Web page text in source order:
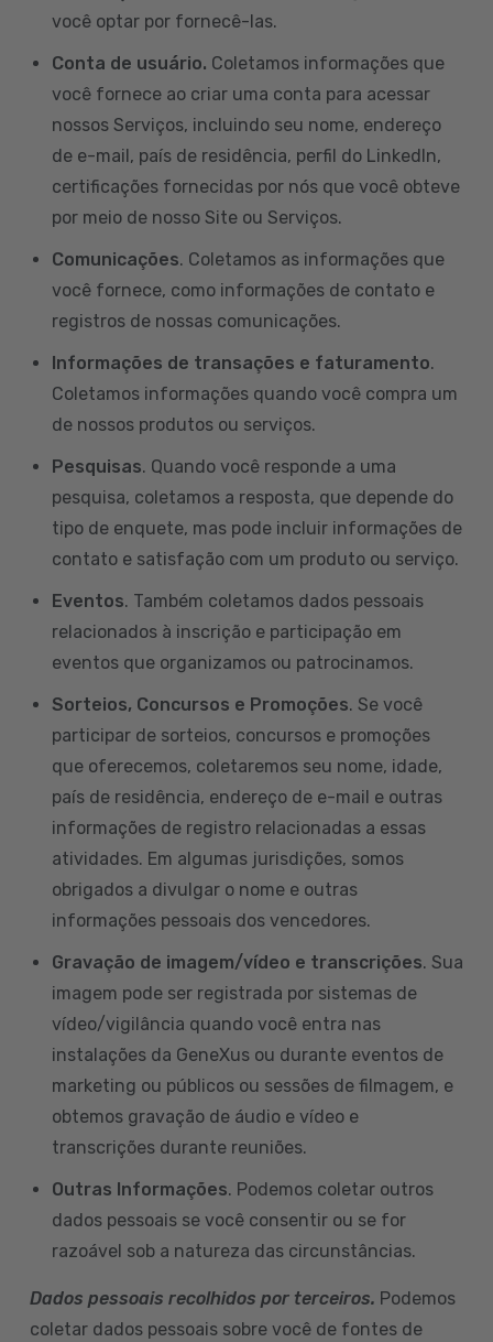
você optar por fornecê-las.
Conta de usuário. Coletamos informações que
você fornece ao criar uma conta para acessar
nossos Serviços, incluindo seu nome, endereço
de e-mail, país de residência, perfil do LinkedIn,
certificações fornecidas por nós que você obteve
por meio de nosso Site ou Serviços.
Comunicações. Coletamos as informações que
você fornece, como informações de contato e
registros de nossas comunicações.
Informações de transações e faturamento.
Coletamos informações quando você compra um
de nossos produtos ou serviços.
Pesquisas. Quando você responde a uma
pesquisa, coletamos a resposta, que depende do
tipo de enquete, mas pode incluir informações de
contato e satisfação com um produto ou serviço.
Eventos. Também coletamos dados pessoais
relacionados à inscrição e participação em
eventos que organizamos ou patrocinamos.
Sorteios, Concursos e Promoções. Se você
participar de sorteios, concursos e promoções
que oferecemos, coletaremos seu nome, idade,
país de residência, endereço de e-mail e outras
informações de registro relacionadas a essas
atividades. Em algumas jurisdições, somos
obrigados a divulgar o nome e outras
informações pessoais dos vencedores.
Gravação de imagem/vídeo e transcrições. Sua
imagem pode ser registrada por sistemas de
vídeo/vigilância quando você entra nas
instalações da GeneXus ou durante eventos de
marketing ou públicos ou sessões de filmagem, e
obtemos gravação de áudio e vídeo e
transcrições durante reuniões.
Outras Informações. Podemos coletar outros
dados pessoais se você consentir ou se for
razoável sob a natureza das circunstâncias.
Dados pessoais recolhidos por terceiros. Podemos
coletar dados pessoais sobre você de fontes de